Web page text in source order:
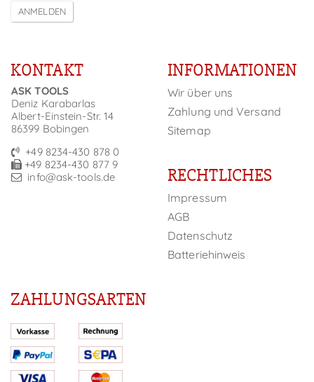
KONTAKT
ASK TOOLS
Deniz Karabarlas
Albert-Einstein-Str. 14
86399 Bobingen
+49 8234-430 878 0
+49 8234-430 877 9
info@ask-tools.de
INFORMATIONEN
Wir über uns
Zahlung und Versand
Sitemap
RECHTLICHES
Impressum
AGB
Datenschutz
Batteriehinweis
ZAHLUNGSARTEN